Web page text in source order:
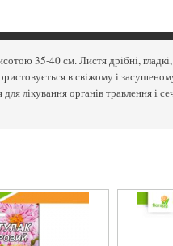
35-40 см. Листя дрібні,
в свіжому і
лікування органів травлення і